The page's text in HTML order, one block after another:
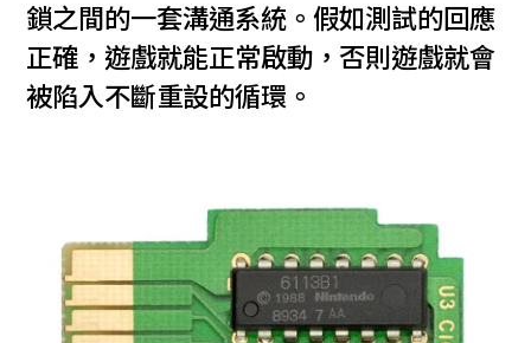
鎖之間的一套溝通系統。假如測試的回應
正確，遊戲就能正常啟動，否則遊戲就會
被陷入不斷重設的循環。